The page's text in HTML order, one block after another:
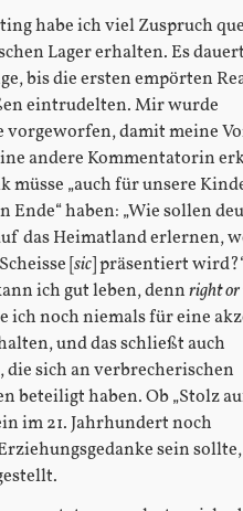
habe ich viel Zuspruch
Lager erhalten. Es
bis die ersten empörten
eintrudelten. Mir wurde
vorgeworfen, damit meine
andere Kommentatorin
müsse „auch für unsere
Ende“ haben: „Wie sollen
das Heimatland erlernen,
[sic] präsentiert
ich gut leben, dennright
ich noch niemals für eine
und das schließt auch
sich an verbrecherischen
beteiligt haben. Ob „Stolz
im 21. Jahrhundert noch
sein sollte,